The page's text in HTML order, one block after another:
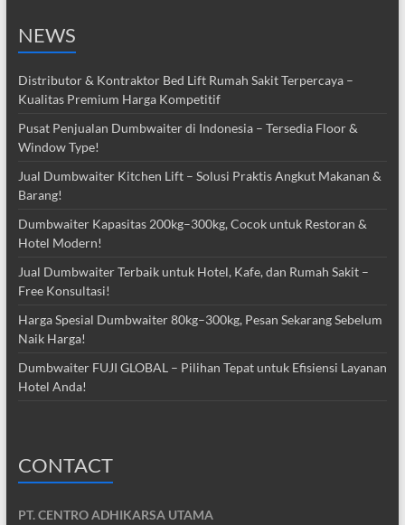
NEWS
Distributor & Kontraktor Bed Lift Rumah Sakit Terpercaya –
Kualitas Premium Harga Kompetitif
Pusat Penjualan Dumbwaiter di Indonesia – Tersedia Floor &
Window Type!
Jual Dumbwaiter Kitchen Lift – Solusi Praktis Angkut Makanan &
Barang!
Dumbwaiter Kapasitas 200kg–300kg, Cocok untuk Restoran &
Hotel Modern!
Jual Dumbwaiter Terbaik untuk Hotel, Kafe, dan Rumah Sakit –
Free Konsultasi!
Harga Spesial Dumbwaiter 80kg–300kg, Pesan Sekarang Sebelum
Naik Harga!
Dumbwaiter FUJI GLOBAL – Pilihan Tepat untuk Efisiensi Layanan
Hotel Anda!
CONTACT
PT. CENTRO ADHIKARSA UTAMA